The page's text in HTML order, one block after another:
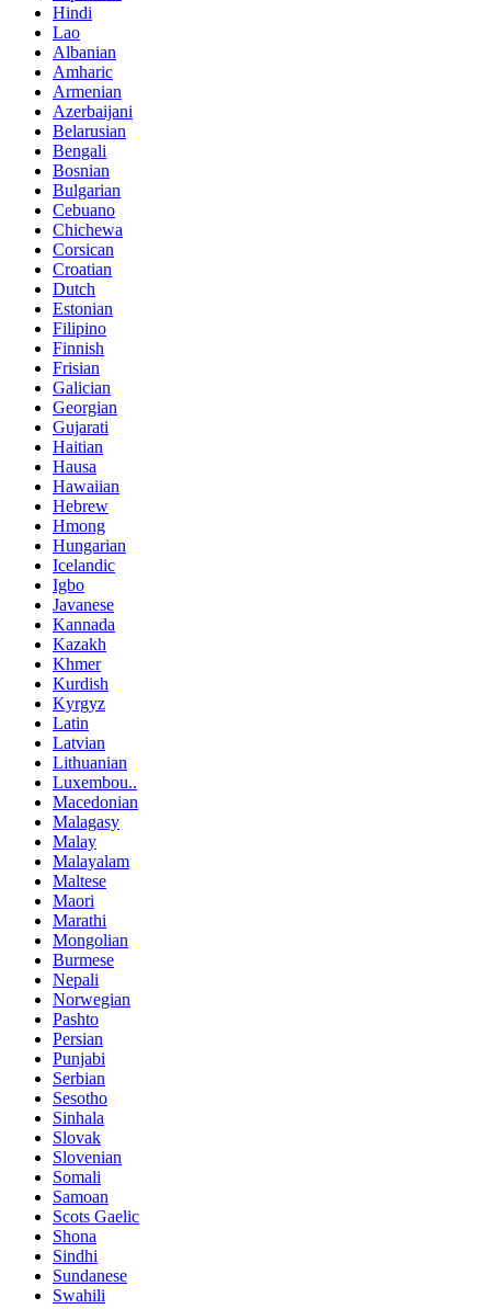
Hindi
Lao
Albanian
Amharic
Armenian
Azerbaijani
Belarusian
Bengali
Bosnian
Bulgarian
Cebuano
Chichewa
Corsican
Croatian
Dutch
Estonian
Filipino
Finnish
Frisian
Galician
Georgian
Gujarati
Haitian
Hausa
Hawaiian
Hebrew
Hmong
Hungarian
Icelandic
Igbo
Javanese
Kannada
Kazakh
Khmer
Kurdish
Kyrgyz
Latin
Latvian
Lithuanian
Luxembou..
Macedonian
Malagasy
Malay
Malayalam
Maltese
Maori
Marathi
Mongolian
Burmese
Nepali
Norwegian
Pashto
Persian
Punjabi
Serbian
Sesotho
Sinhala
Slovak
Slovenian
Somali
Samoan
Scots Gaelic
Shona
Sindhi
Sundanese
Swahili